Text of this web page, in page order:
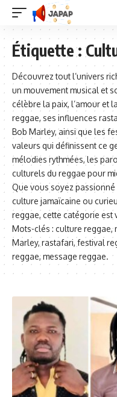
Étiquette :
Découvrez tout l’univers
un mouvement musical et
célèbre la paix, l’amour et
reggae, ses influences
Bob Marley, ainsi que les
valeurs qui définissent ce
mélodies rythmées, les
culturels du reggae pour
Que vous soyez
culture jamaïcaine ou
reggae, cette catégorie
Mots-clés : culture reggae,
Marley, rastafari, festival
reggae, message reggae.